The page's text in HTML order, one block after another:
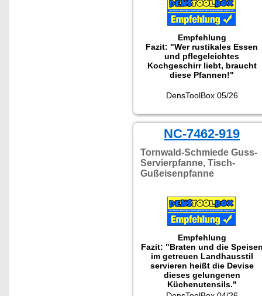
Empfehlung
Fazit: "Wer rustikales Essen
und pflegeleichtes
Kochgeschirr liebt, braucht
diese Pfannen!"
DensToolBox 05/26
NC-7462-919
Tornwald-Schmiede Guss-
Servierpfanne, Tisch-
Gußeisenpfanne
Empfehlung
Fazit: "Braten und die
im getreuen Landhausstil
servieren heißt die Devise
dieses gelungenen
Küchenutensils."
Getestet wurde NC-2900.